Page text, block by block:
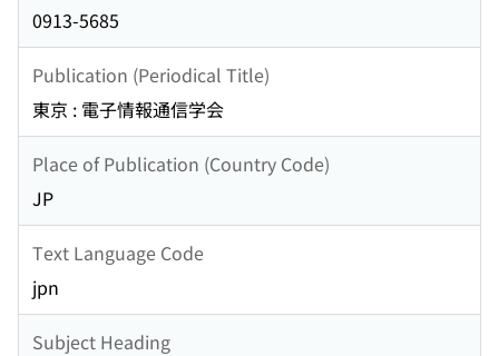
0913-5685
Publication (Periodical Title)
東京 : 電子情報通信学会
Place of Publication (Country Code)
JP
Text Language Code
jpn
Subject Heading